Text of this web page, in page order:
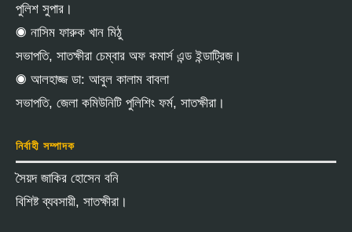
পুলিশ সুপার।
◉ নাসিম ফারুক খান মিঠু
সভাপতি, সাতক্ষীরা চেম্বার অফ কমার্স এন্ড ইন্ডাট্রিজ।
◉ আলহাজ্জ ডা: আবুল কালাম বাবলা
সভাপতি, জেলা কমিউনিটি পুলিশিং ফর্ম, সাতক্ষীরা।
নির্বাহী সম্পাদক
সৈয়দ জাকির হোসেন বনি
বিশিষ্ট ব্যবসায়ী, সাতক্ষীরা।